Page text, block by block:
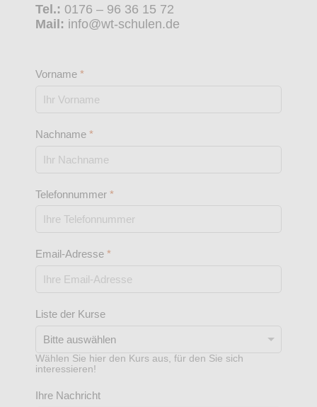
Tel.: 0176 – 96 36 15 72
Mail: info@wt-schulen.de
Vorname *
Nachname *
Telefonnummer *
Email-Adresse *
Liste der Kurse
Wählen Sie hier den Kurs aus, für den Sie sich
interessieren!
Ihre Nachricht